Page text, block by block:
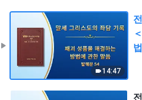
14:47